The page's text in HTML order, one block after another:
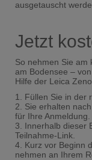
ausgetauscht
Jetzt
So nehmen Sie am
am Bodensee –
Hilfe der Leica
1. Füllen Sie in der
2. Sie erhalten
für Ihre Anmeldung.
3. Innerhalb dieser
Teilnahme-Link.
4. Kurz vor Beginn
nehmen an Ihrem